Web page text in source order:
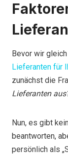
Bevor wir
Lieferanten für
zunächst die
Lieferanten
Nun, es gibt
beantworten,
persönlich als